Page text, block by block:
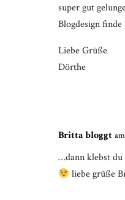
super gut
Blogdesign finde
Liebe Grüße
Dörthe
Britta bloggt
…dann klebst du
liebe grüße